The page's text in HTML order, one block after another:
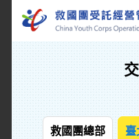
救國團總部 臺